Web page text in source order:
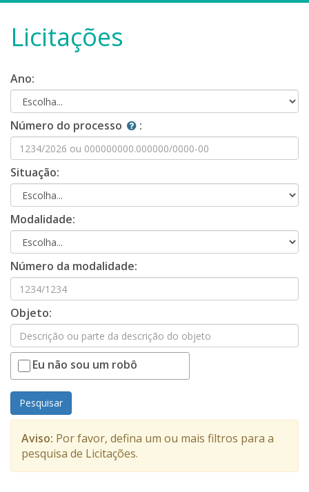
Licitações
Ano:
Número do processo :
Situação:
Modalidade:
Número da modalidade:
Objeto:
Eu não sou um robô
Pesquisar
Aviso: Por favor, defina um ou mais filtros para a
pesquisa de Licitações.